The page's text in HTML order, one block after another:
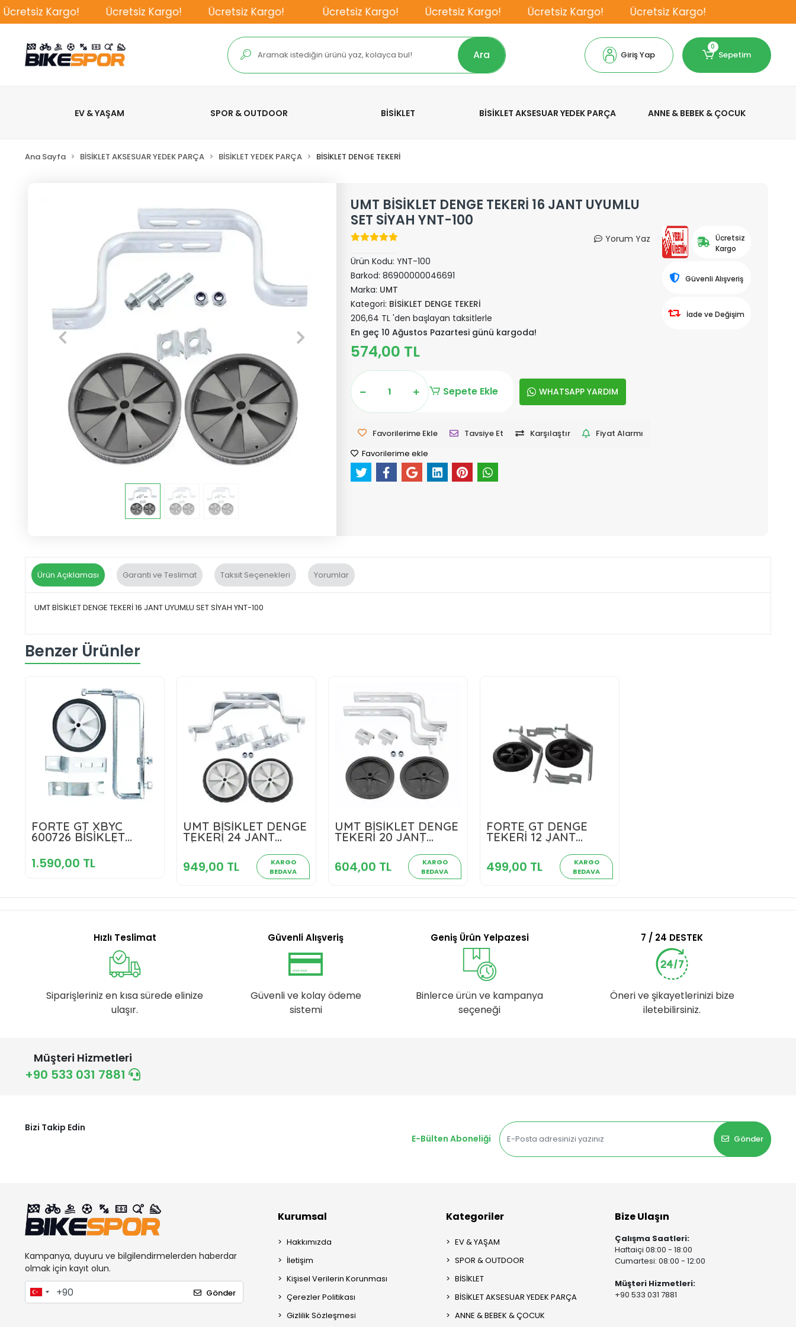
Kargo! Ücretsiz Kargo! Ücretsiz Kargo! Ücretsiz Kargo! Ücretsiz Kargo! Ücretsiz Kargo! Ücretsiz Kargo!
Ara Giriş Yap
0
Sepetim
EV & YAŞAM SPOR & OUTDOOR BİSİKLET BİSİKLET AKSESUAR YEDEK PARÇA ANNE & BEBEK & ÇOCUK
Ana Sayfa BİSİKLET AKSESUAR YEDEK PARÇA BİSİKLET YEDEK PARÇA BİSİKLET DENGE TEKERİ
UMT BİSİKLET DENGE TEKERİ 16 JANT UYUMLU
SET SİYAH YNT-100
Yorum Yaz
Ürün Kodu: YNT-100
Barkod: 86900000046691
Marka: UMT
Kategori: BİSİKLET DENGE TEKERİ
206,64 TL 'den başlayan taksitlerle
En geç 10 Ağustos Pazartesi günü kargoda!
574,00 TL
Sepete Ekle WHATSAPP YARDIM
Favorilerime Ekle Tavsiye Et Karşılaştır
Fiyat Alarmı
Favorilerime ekle
Ücretsiz
Kargo
Güvenli Alışveriş
İade ve Değişim
Ürün Açıklaması Garanti ve Teslimat Taksit Seçenekleri Yorumlar
UMT BİSİKLET DENGE TEKERİ 16 JANT UYUMLU SET SİYAH YNT-100
Benzer Ürünler
FORTE GT XBYC
600726 BİSİKLET
DENGE TEKERİ 26
JANT UYUMLU SİYAH
1.590,00 TL
1.590,00 TL
Sepete Ekle
UMT BİSİKLET DENGE
TEKERİ 24 JANT
VİTESLİ UYUMLU
SİYAH YNT-114
949,00 TL
KARGO
BEDAVA
949,00 TL
Sepete Ekle
UMT BİSİKLET DENGE
TEKERİ 20 JANT
UYUMLU SET SİYAH
604,00 TL
KARGO
BEDAVA
604,00 TL
Sepete Ekle
FORTE GT DENGE
TEKERİ 12 JANT
UYUMLU SİYAH
499,00 TL
KARGO
BEDAVA
499,00 TL
Sepete Ekle
Hızlı Teslimat
Siparişleriniz en kısa sürede elinize
ulaşır.
Güvenli Alışveriş
Güvenli ve kolay ödeme
sistemi
Geniş Ürün Yelpazesi
Binlerce ürün ve kampanya
seçeneği
7 / 24 DESTEK
Öneri ve şikayetlerinizi bize
iletebilirsiniz.
Müşteri Hizmetleri
+90 533 031 7881
Bizi Takip Edin
E-Bülten Aboneliği
Gönder
Kampanya, duyuru ve bilgilendirmelerden haberdar
olmak için kayıt olun.
Gönder
Kurumsal
Hakkımızda
İletişim
Kişisel Verilerin Korunması
Çerezler Politikası
Gizlilik Sözleşmesi
Kategoriler
EV & YAŞAM
SPOR & OUTDOOR
BİSİKLET
BİSİKLET AKSESUAR YEDEK PARÇA
ANNE & BEBEK & ÇOCUK
Bize Ulaşın
Çalışma Saatleri:
Haftaiçi 08:00 - 18:00
Cumartesi: 08:00 - 12:00
Müşteri Hizmetleri:
+90 533 031 7881